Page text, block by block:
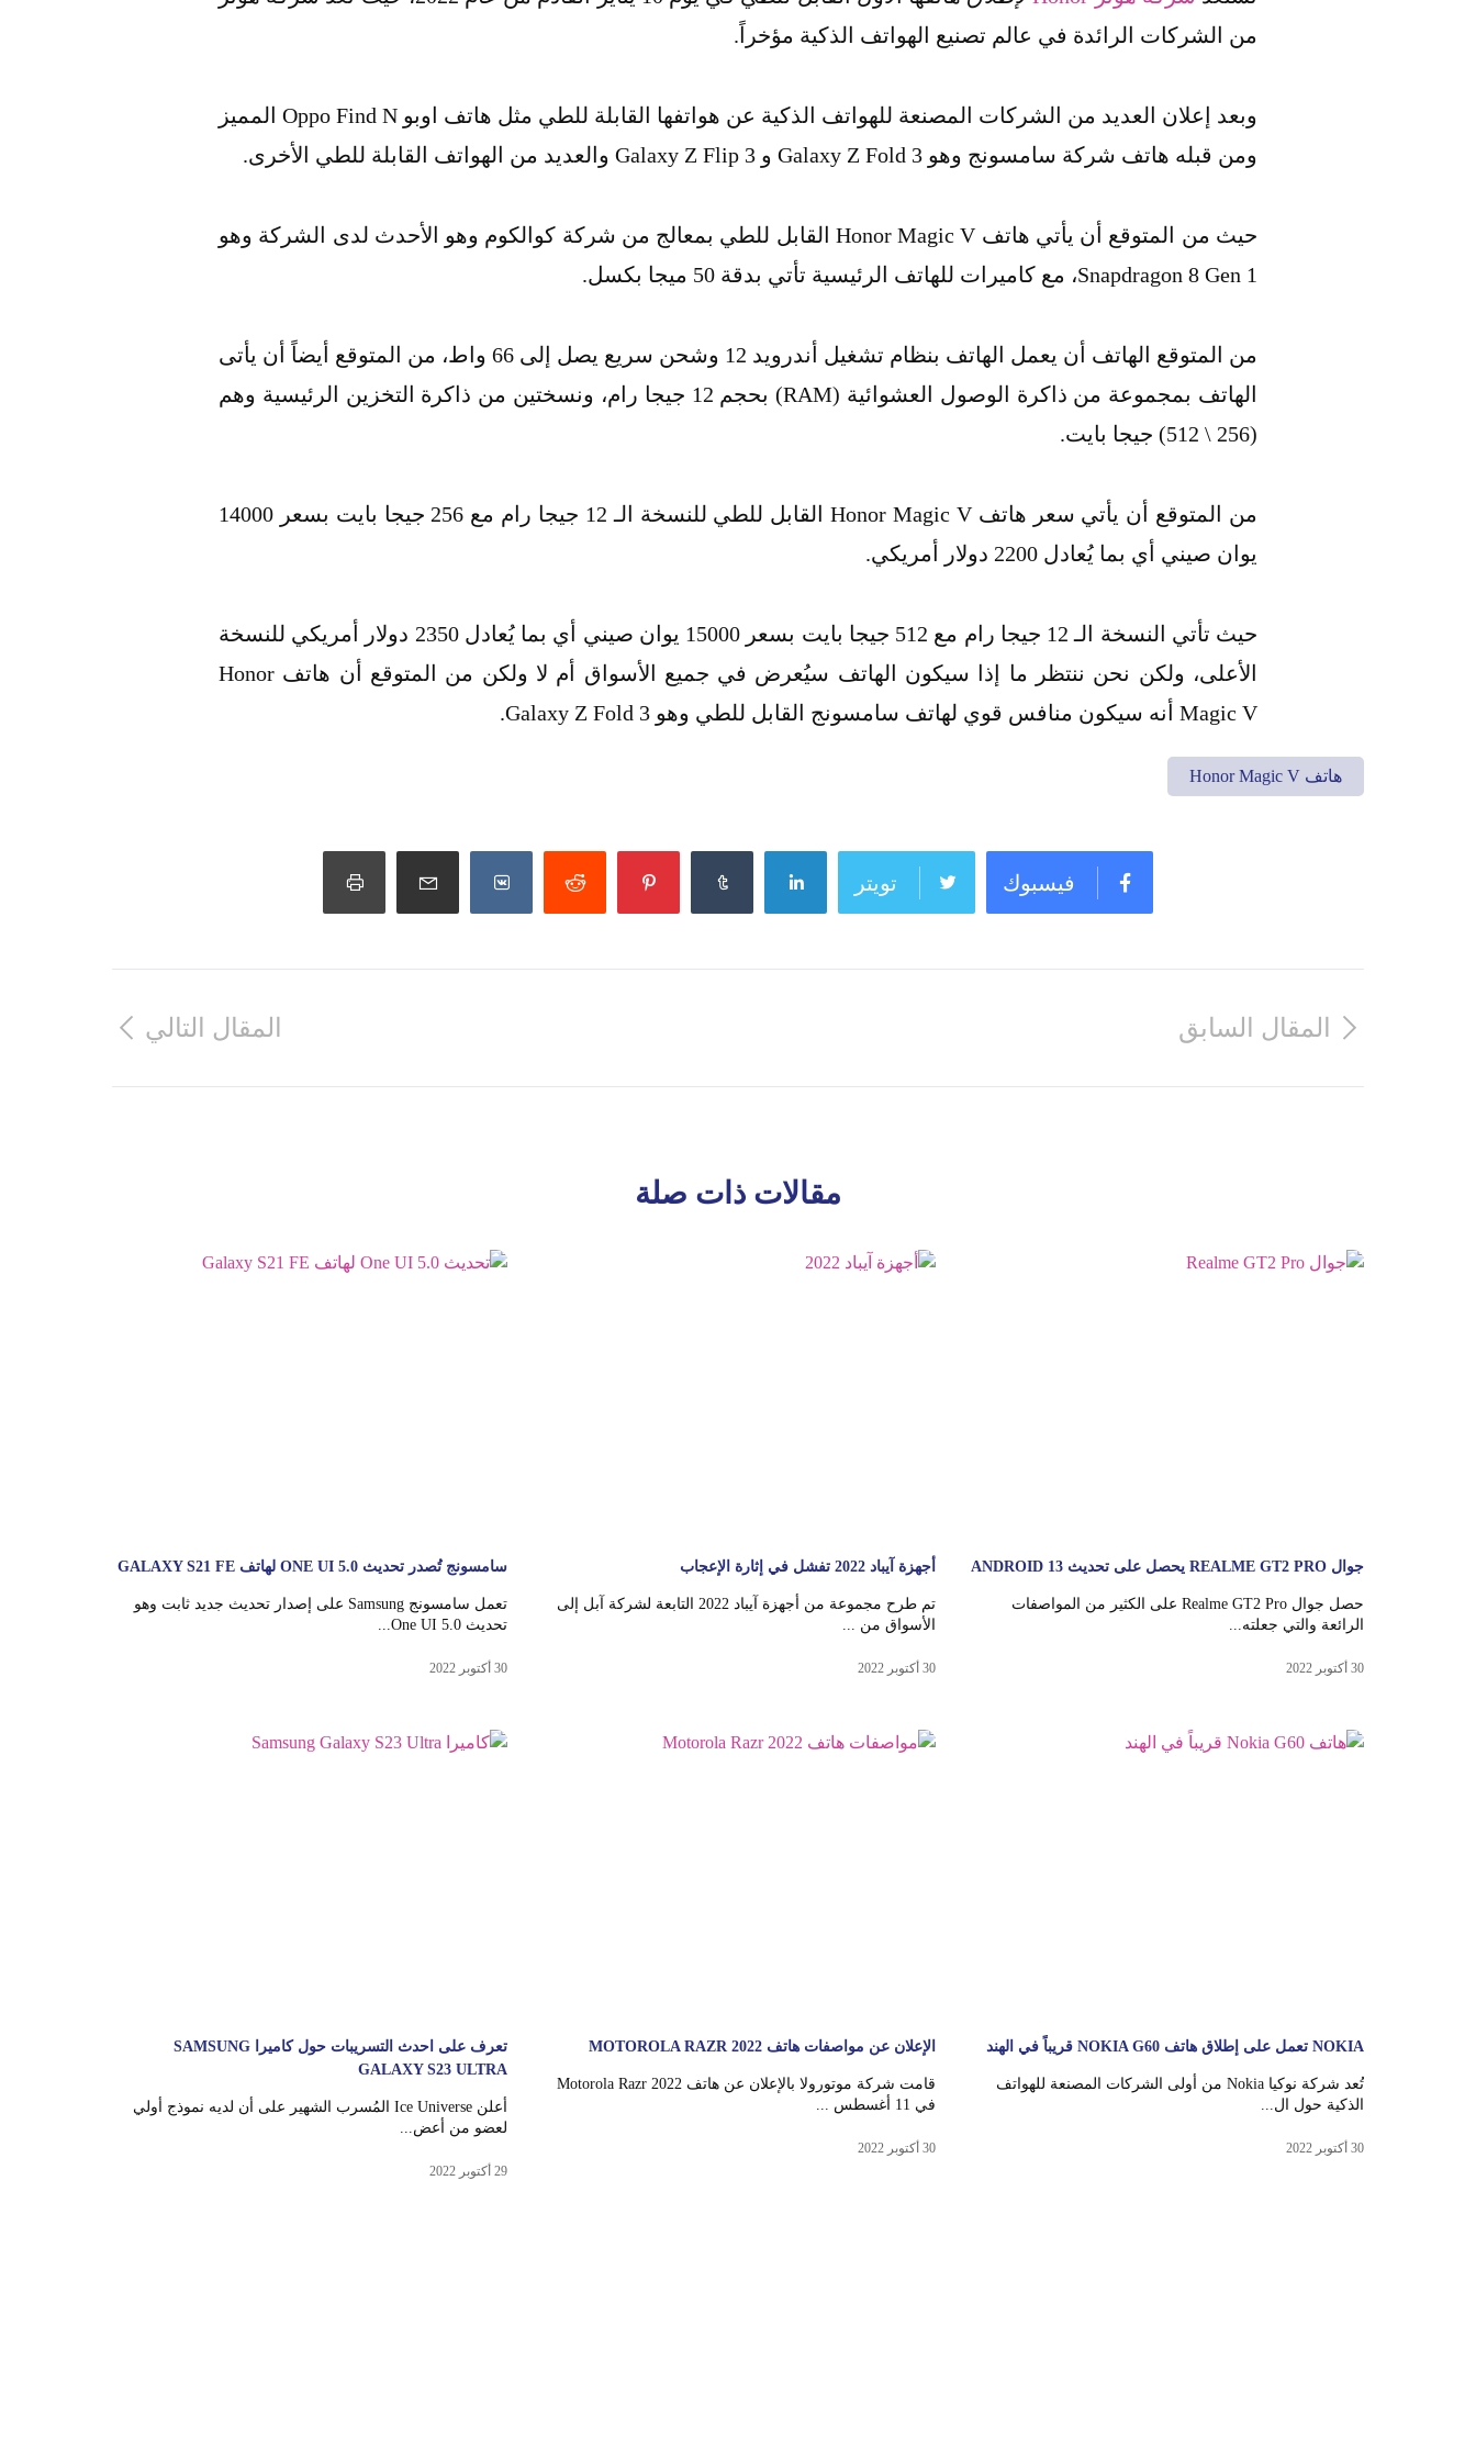
من الشركات الرائدة في عالم تصنيع الهواتف الذكية مؤخراً.
وبعد إعلان العديد من الشركات المصنعة للهواتف الذكية عن هواتفها القابلة للطي مثل هاتف اوبو Oppo Find N المميز
ومن قبله هاتف شركة سامسونج وهو Galaxy Z Fold 3 و Galaxy Z Flip 3 والعديد من الهواتف القابلة للطي الأخرى.
حيث من المتوقع أن يأتي هاتف Honor Magic V القابل للطي بمعالج من شركة كوالكوم وهو الأحدث لدى الشركة وهو
Snapdragon 8 Gen 1، مع كاميرات للهاتف الرئيسية تأتي بدقة 50 ميجا بكسل.
من المتوقع الهاتف أن يعمل الهاتف بنظام تشغيل أندرويد 12 وشحن سريع يصل إلى 66 واط، من المتوقع أيضاً أن يأتى
الهاتف بمجموعة من ذاكرة الوصول العشوائية (RAM) بحجم 12 جيجا رام، ونسختين من ذاكرة التخزين الرئيسية وهم
(256 \ 512) جيجا بايت.
من المتوقع أن يأتي سعر هاتف Honor Magic V القابل للطي للنسخة الـ 12 جيجا رام مع 256 جيجا بايت بسعر 14000
يوان صيني أي بما يُعادل 2200 دولار أمريكي.
حيث تأتي النسخة الـ 12 جيجا رام مع 512 جيجا بايت بسعر 15000 يوان صيني أي بما يُعادل 2350 دولار أمريكي للنسخة
الأعلى، ولكن نحن ننتظر ما إذا سيكون الهاتف سيُعرض في جميع الأسواق أم لا ولكن من المتوقع أن هاتف Honor
Magic V أنه سيكون منافس قوي لهاتف سامسونج القابل للطي وهو Galaxy Z Fold 3.
هاتف Honor Magic V
فيسبوك تويتر
المقال السابق المقال التالي
مقالات ذات صلة
جوال REALME GT2 PRO يحصل على تحديث ANDROID 13
حصل جوال Realme GT2 Pro على الكثير من المواصفات
الرائعة والتي جعلته...
30 أكتوبر 2022
أجهزة آيباد 2022 تفشل في إثارة الإعجاب
تم طرح مجموعة من أجهزة آيباد 2022 التابعة لشركة آبل إلى
الأسواق من ...
30 أكتوبر 2022
سامسونج تُصدر تحديث ONE UI 5.0 لهاتف GALAXY S21 FE
تعمل سامسونج Samsung على إصدار تحديث جديد ثابت وهو
تحديث One UI 5.0...
30 أكتوبر 2022
NOKIA تعمل على إطلاق هاتف NOKIA G60 قريباً في الهند
تُعد شركة نوكيا Nokia من أولى الشركات المصنعة للهواتف
الذكية حول ال...
30 أكتوبر 2022
الإعلان عن مواصفات هاتف MOTOROLA RAZR 2022
قامت شركة موتورولا بالإعلان عن هاتف Motorola Razr 2022
في 11 أغسطس ...
30 أكتوبر 2022
تعرف على احدث التسريبات حول كاميرا SAMSUNG
GALAXY S23 ULTRA
أعلن Ice Universe المُسرب الشهير على أن لديه نموذج أولي
لعضو من أعض...
29 أكتوبر 2022